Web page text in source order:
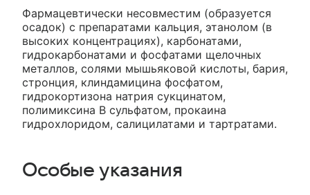
Фармацевтически несовместим (образуется
осадок) с препаратами кальция, этанолом (в
высоких концентрациях), карбонатами,
гидрокарбонатами и фосфатами щелочных
металлов, солями мышьяковой кислоты, бария,
стронция, клиндамицина фосфатом,
гидрокортизона натрия сукцинатом,
полимиксина В сульфатом, прокаина
гидрохлоридом, салицилатами и тартратами.
Особые указания